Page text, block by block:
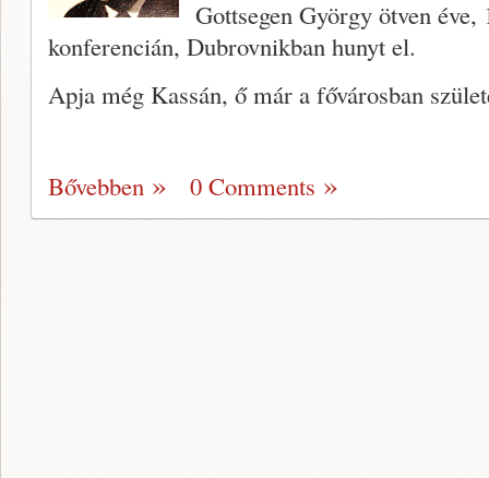
Gottsegen György ötven
konferencián, Dubrovnikban hunyt el.
Apja még Kassán, ő már a fővárosban
Bővebben 0 Comments